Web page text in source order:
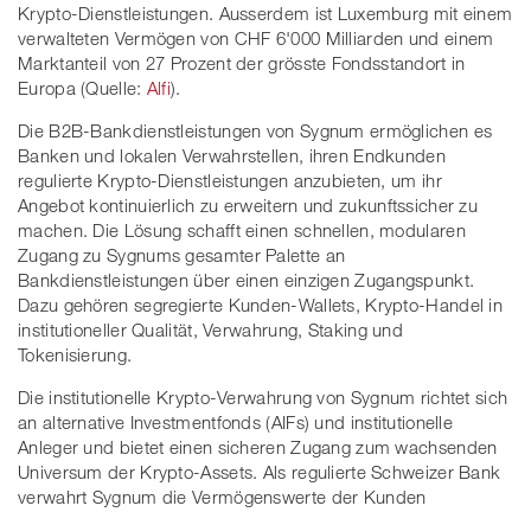
Krypto-Dienstleistungen. Ausserdem ist Luxemburg mit einem
verwalteten Vermögen von CHF 6'000 Milliarden und einem
Marktanteil von 27 Prozent der grösste Fondsstandort in
Europa (Quelle: Alfi).
Die B2B-Bankdienstleistungen von Sygnum ermöglichen es
Banken und lokalen Verwahrstellen, ihren Endkunden
regulierte Krypto-Dienstleistungen anzubieten, um ihr
Angebot kontinuierlich zu erweitern und zukunftssicher zu
machen. Die Lösung schafft einen schnellen, modularen
Zugang zu Sygnums gesamter Palette an
Bankdienstleistungen über einen einzigen Zugangspunkt.
Dazu gehören segregierte Kunden-Wallets, Krypto-Handel in
institutioneller Qualität, Verwahrung, Staking und
Tokenisierung.
Die institutionelle Krypto-Verwahrung von Sygnum richtet sich
an alternative Investmentfonds (AIFs) und institutionelle
Anleger und bietet einen sicheren Zugang zum wachsenden
Universum der Krypto-Assets. Als regulierte Schweizer Bank
verwahrt Sygnum die Vermögenswerte der Kunden